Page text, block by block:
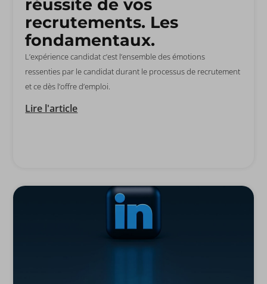
réussite de vos
recrutements. Les
fondamentaux.
L’expérience candidat c’est l’ensemble des émotions
ressenties par le candidat durant le processus de recrutement
et ce dès l’offre d’emploi.
Lire l'article